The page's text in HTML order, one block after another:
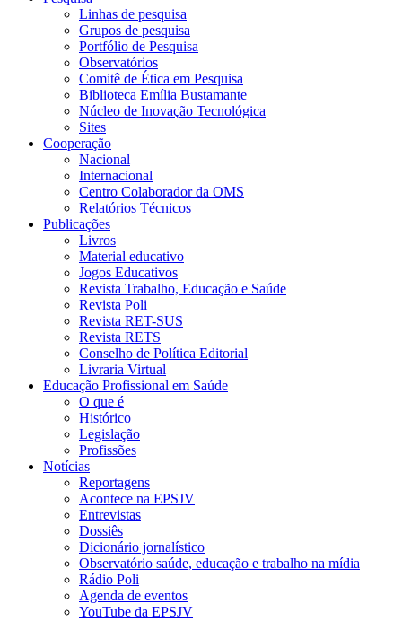
Linhas de pesquisa
Grupos de pesquisa
Portfólio de Pesquisa
Observatórios
Comitê de Ética em Pesquisa
Biblioteca Emília Bustamante
Núcleo de Inovação Tecnológica
Sites
Cooperação
Nacional
Internacional
Centro Colaborador da OMS
Relatórios Técnicos
Publicações
Livros
Material educativo
Jogos Educativos
Revista Trabalho, Educação e Saúde
Revista Poli
Revista RET-SUS
Revista RETS
Conselho de Política Editorial
Livraria Virtual
Educação Profissional em Saúde
O que é
Histórico
Legislação
Profissões
Notícias
Reportagens
Acontece na EPSJV
Entrevistas
Dossiês
Dicionário jornalístico
Observatório saúde, educação e trabalho na mídia
Rádio Poli
Agenda de eventos
YouTube da EPSJV